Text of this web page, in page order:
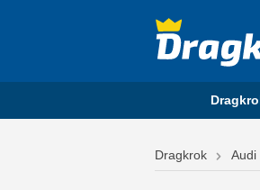
Dragkrok Audi